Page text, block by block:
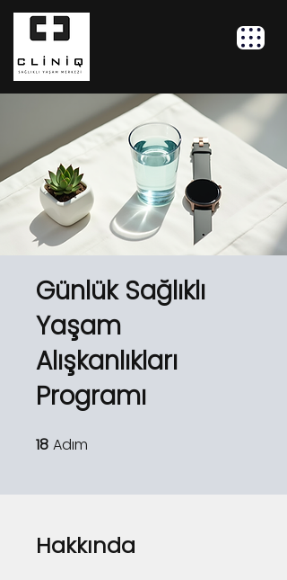
Günlük Sağlıklı
Yaşam
Alışkanlıkları
Programı
18 Adım
Hakkında